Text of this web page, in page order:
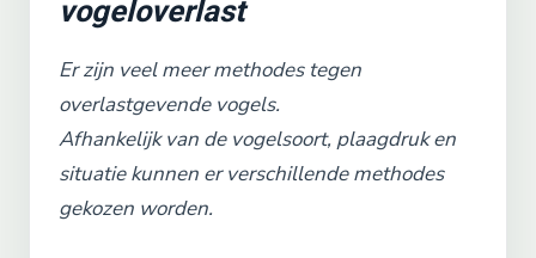
vogeloverlast
Er zijn veel meer methodes tegen
overlastgevende vogels.
Afhankelijk van de vogelsoort, plaagdruk en
situatie kunnen er verschillende methodes
gekozen worden.